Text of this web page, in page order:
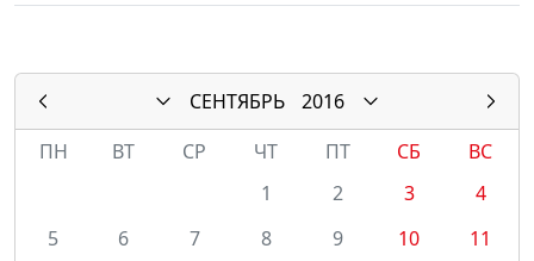
СЕНТЯБРЬ
2016
ПН
ВТ СР ЧТ ПТ СБ
ВС
1
2 3
4
5
6 7 8 9 10
11